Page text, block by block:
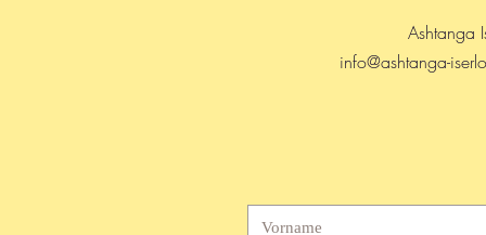
Ashtanga
info@ashtanga-